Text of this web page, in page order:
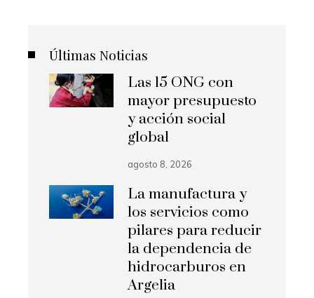
Últimas Noticias
Las 15 ONG con
mayor presupuesto
y acción social
global
agosto 8, 2026
La manufactura y
los servicios como
pilares para reducir
la dependencia de
hidrocarburos en
Argelia